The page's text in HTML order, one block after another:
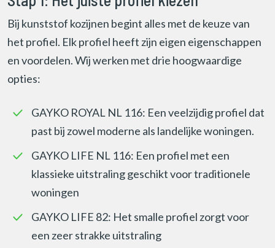
Bij kunststof kozijnen begint alles met de keuze van
het profiel. Elk profiel heeft zijn eigen eigenschappen
en voordelen. Wij werken met drie hoogwaardige
opties:
GAYKO ROYAL NL 116: Een veelzijdig profiel dat
past bij zowel moderne als landelijke woningen.
GAYKO LIFE NL 116: Een profiel met een
klassieke uitstraling geschikt voor traditionele
woningen
GAYKO LIFE 82: Het smalle profiel zorgt voor
een zeer strakke uitstraling